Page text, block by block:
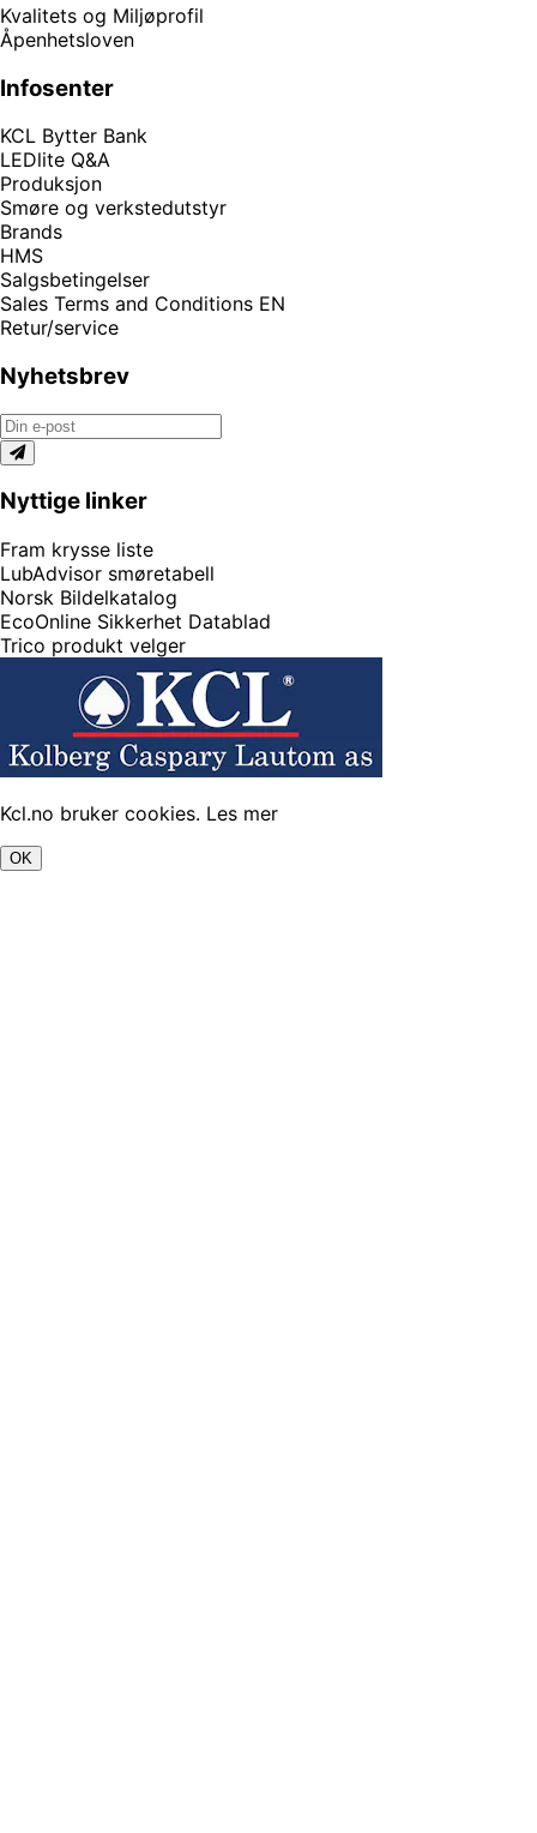
Kvalitets og Miljøprofil
Åpenhetsloven
Infosenter
KCL Bytter Bank
LEDlite Q&A
Produksjon
Smøre og verkstedutstyr
Brands
HMS
Salgsbetingelser
Sales Terms and Conditions EN
Retur/service
Nyhetsbrev
Nyttige linker
Fram krysse liste
LubAdvisor smøretabell
Norsk Bildelkatalog
EcoOnline Sikkerhet Datablad
Trico produkt velger
Kcl.no bruker cookies. Les mer
OK